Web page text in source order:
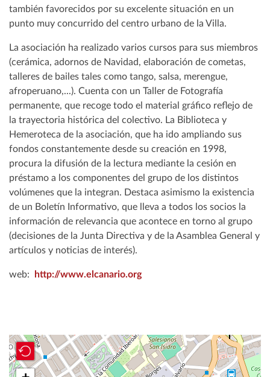
también favorecidos por su excelente situación en un
punto muy concurrido del centro urbano de la Villa.
La asociación ha realizado varios cursos para sus miembros
(cerámica, adornos de Navidad, elaboración de cometas,
talleres de bailes tales como tango, salsa, merengue,
afroperuano,...). Cuenta con un Taller de Fotografía
permanente, que recoge todo el material gráfico reflejo de
la trayectoria histórica del colectivo. La Biblioteca y
Hemeroteca de la asociación, que ha ido ampliando sus
fondos constantemente desde su creación en 1998,
procura la difusión de la lectura mediante la cesión en
préstamo a los componentes del grupo de los distintos
volúmenes que la integran. Destaca asimismo la existencia
de un Boletín Informativo, que lleva a todos los socios la
información de relevancia que acontece en torno al grupo
(decisiones de la Junta Directiva y de la Asamblea General y
artículos y noticias de interés).
web: http://www.elcanario.org